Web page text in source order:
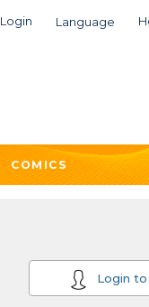
Login Language
COMICS
Login